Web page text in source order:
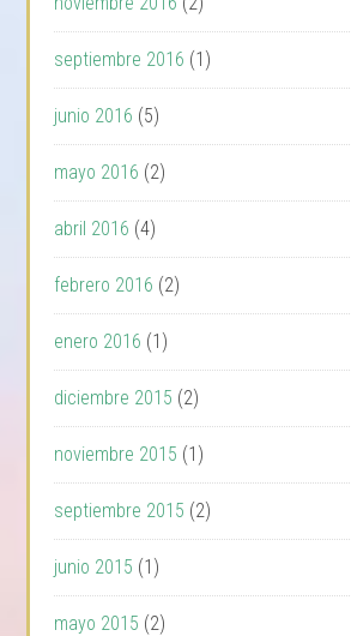
septiembre 2016 (1)
junio 2016 (5)
mayo 2016 (2)
abril 2016 (4)
febrero 2016 (2)
enero 2016 (1)
diciembre 2015 (2)
noviembre 2015 (1)
septiembre 2015 (2)
junio 2015 (1)
mayo 2015 (2)